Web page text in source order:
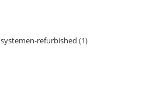
systemen-refurbished 1